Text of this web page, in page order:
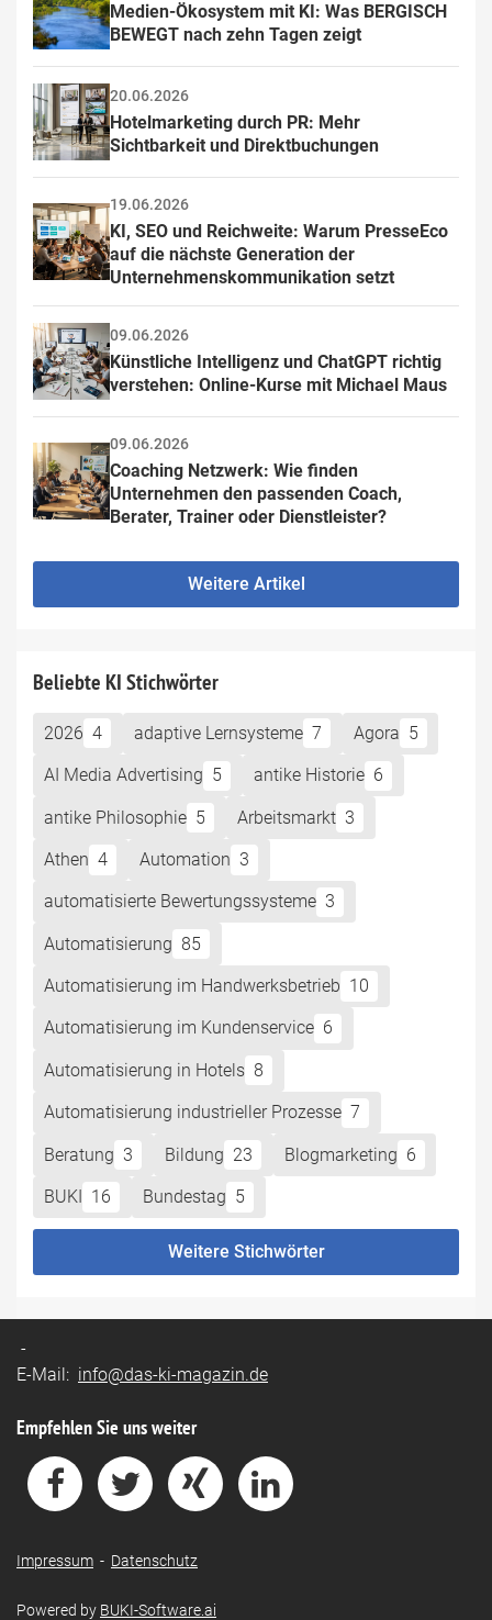
Medien-Ökosystem mit KI: Was BERGISCH
BEWEGT nach zehn Tagen zeigt
20.06.2026
Hotelmarketing durch PR: Mehr
Sichtbarkeit und Direktbuchungen
19.06.2026
KI, SEO und Reichweite: Warum PresseEco
auf die nächste Generation der
Unternehmenskommunikation setzt
09.06.2026
Künstliche Intelligenz und ChatGPT richtig
verstehen: Online-Kurse mit Michael Maus
09.06.2026
Coaching Netzwerk: Wie finden
Unternehmen den passenden Coach,
Berater, Trainer oder Dienstleister?
Weitere Artikel
Beliebte KI Stichwörter
2026 4 adaptive Lernsysteme 7 Agora 5
AI Media Advertising 5 antike Historie 6
antike Philosophie 5 Arbeitsmarkt 3
Athen 4 Automation 3
automatisierte Bewertungssysteme 3
Automatisierung 85
Automatisierung im Handwerksbetrieb 10
Automatisierung im Kundenservice 6
Automatisierung in Hotels 8
Automatisierung industrieller Prozesse 7
Beratung 3 Bildung 23 Blogmarketing 6
BUKI 16 Bundestag 5
Weitere Stichwörter
-
E-Mail: info@das-ki-magazin.de
Empfehlen Sie uns weiter
Impressum - Datenschutz
Powered by BUKI-Software.ai